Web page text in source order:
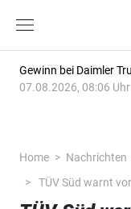
Gewinn bei Daimler
07.08.2026, 08:06 Uhr
Home Nachrichten
TÜV Süd warnt